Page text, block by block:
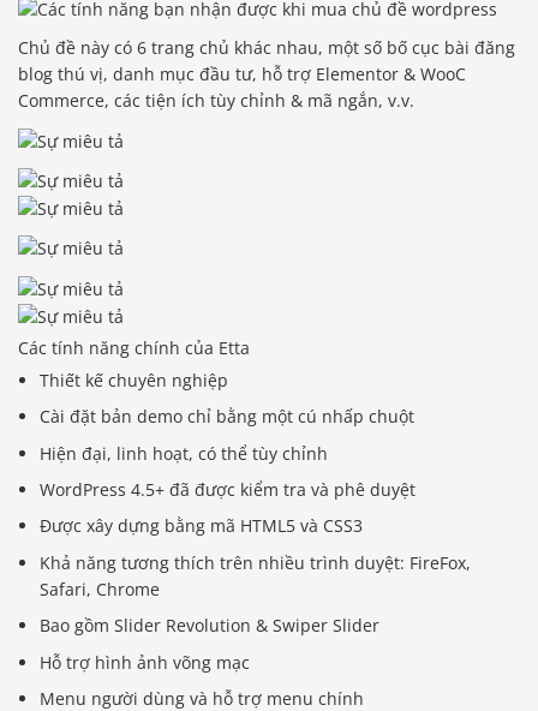
Chủ đề này có 6 trang chủ khác nhau, một số bố cục bài đăng
blog thú vị, danh mục đầu tư, hỗ trợ Elementor & WooC
Commerce, các tiện ích tùy chỉnh & mã ngắn, v.v.
Các tính năng chính của Etta
Thiết kế chuyên nghiệp
Cài đặt bản demo chỉ bằng một cú nhấp chuột
Hiện đại, linh hoạt, có thể tùy chỉnh
WordPress 4.5+ đã được kiểm tra và phê duyệt
Được xây dựng bằng mã HTML5 và CSS3
Khả năng tương thích trên nhiều trình duyệt: FireFox,
Safari, Chrome
Bao gồm Slider Revolution & Swiper Slider
Hỗ trợ hình ảnh võng mạc
Menu người dùng và hỗ trợ menu chính